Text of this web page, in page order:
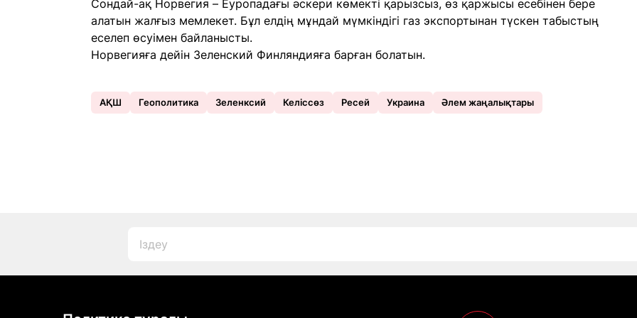
Сондай-ақ Норвегия – Еуропадағы әскери көмекті қарызсыз, өз қаржысы есебінен бере
алатын жалғыз мемлекет. Бұл елдің мұндай мүмкіндігі газ экспортынан түскен табыстың
еселеп өсуімен байланысты.
Норвегияға дейін Зеленский Финляндияға барған болатын.
АҚШ Геополитика Зеленксий Келіссөз Ресей Украина Әлем жаңалықтары